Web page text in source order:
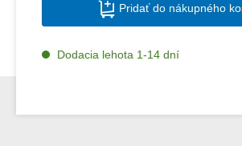
Pridať do nákupného
Dodacia lehota 1-14 dní